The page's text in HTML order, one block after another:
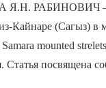
РАБИНОВИЧ — 30
Кайнаре (Сагыз)
mounted
посвящена